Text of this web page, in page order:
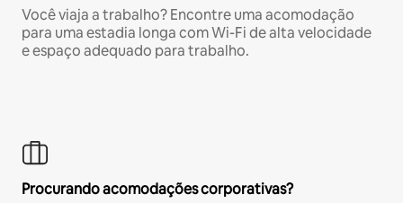
Você viaja a trabalho? Encontre uma acomodação
para uma estadia longa com Wi-Fi de alta velocidade
e espaço adequado para trabalho.
Procurando acomodações corporativas?